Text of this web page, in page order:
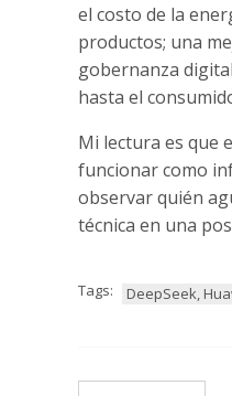
el costo de la
productos; una
gobernanza
hasta el
Mi lectura es que
funcionar como
observar quién
técnica en una
Tags: DeepSeek,